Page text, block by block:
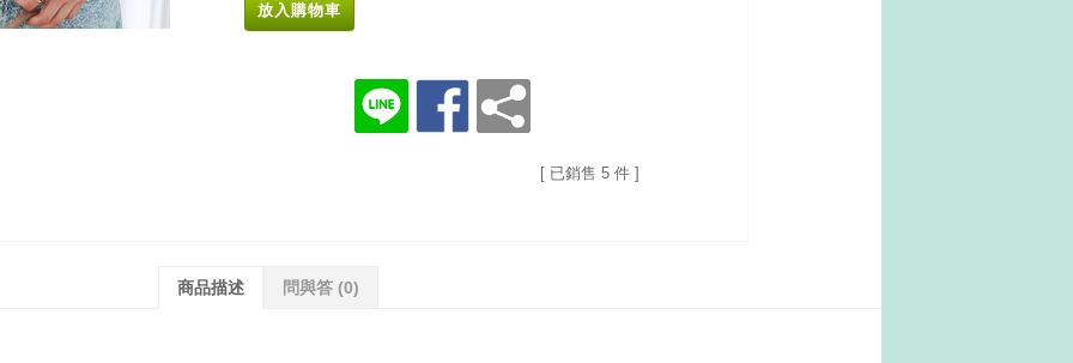
放入購物車
[ 已銷售 5 件 ]
商品描述 問與答 (0)